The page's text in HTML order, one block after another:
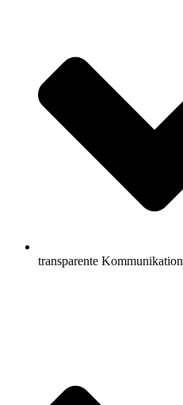
transparente Kommunikation